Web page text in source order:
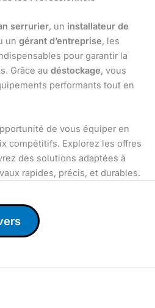
serrurier, un installateur de
un gérant d’entreprise, les
pour garantir la
Grâce au déstockage, vous
performants tout en
de vous équiper en
compétitifs. Explorez les offres
des solutions adaptées à
rapides, précis, et durables.